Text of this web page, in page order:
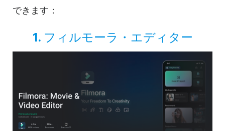
できます：
1. フィルモーラ・エディター